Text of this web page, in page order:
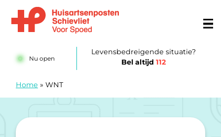
Nu open
Levensbedreigende situatie?
Bel altijd112
Home » WNT